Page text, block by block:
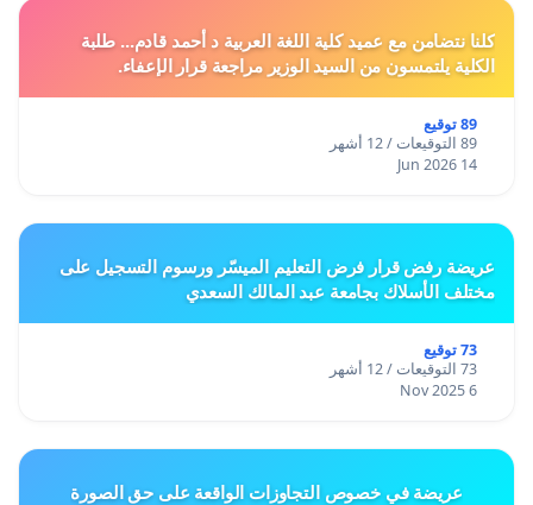
كلنا نتضامن مع عميد كلية اللغة العربية د أحمد قادم... طلبة
الكلية يلتمسون من السيد الوزير مراجعة قرار الإعفاء.
89 توقيع
89 التوقيعات / 12 أشهر
14 Jun 2026
عريضة رفض قرار فرض التعليم الميسّر ورسوم التسجيل على
مختلف الأسلاك بجامعة عبد المالك السعدي
73 توقيع
73 التوقيعات / 12 أشهر
6 Nov 2025
عريضة في خصوص التجاوزات الواقعة على حق الصورة